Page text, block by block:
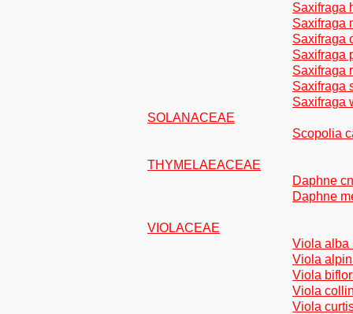
Saxifraga
Saxifraga
Saxifraga
Saxifraga
Saxifraga
Saxifraga
Saxifraga
SOLANACEAE
Scopolia
THYMELAEACEAE
Daphne
Daphne
VIOLACEAE
Viola alba
Viola
Viola
Viola
Viola